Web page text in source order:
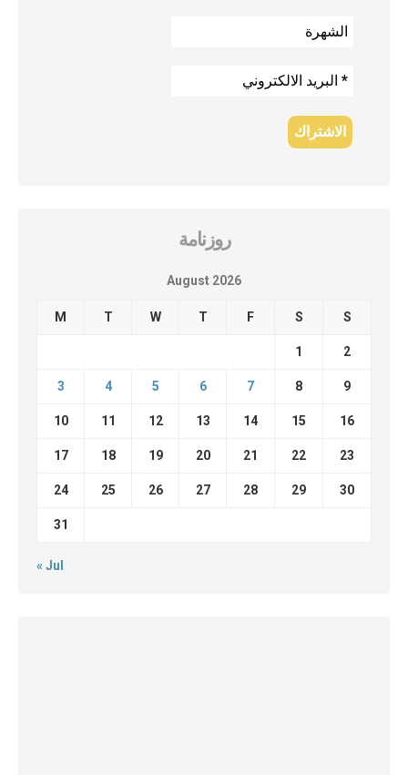
روزنامة
August 2026
M T W T F S S
1 2
3 4 5 6 7 8 9
10 11 12 13 14 15 16
17 18 19 20 21 22 23
24 25 26 27 28 29 30
31
« Jul